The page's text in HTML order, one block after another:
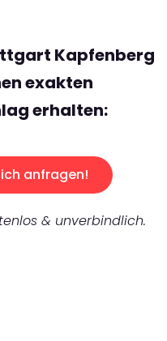
Kapfenberg
exakten
erhalten:
anfragen!
& unverbindlich.